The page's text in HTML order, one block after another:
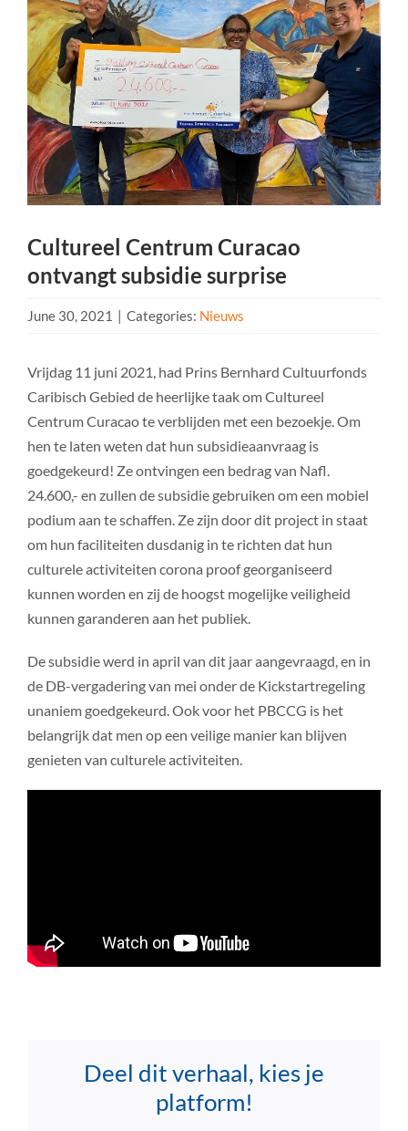
Cultureel Centrum Curacao
ontvangt subsidie surprise
June 30, 2021 | Categories: Nieuws
Vrijdag 11 juni 2021, had Prins Bernhard Cultuurfonds
Caribisch Gebied de heerlijke taak om Cultureel
Centrum Curacao te verblijden met een bezoekje. Om
hen te laten weten dat hun subsidieaanvraag is
goedgekeurd! Ze ontvingen een bedrag van Nafl.
24.600,- en zullen de subsidie gebruiken om een mobiel
podium aan te schaffen. Ze zijn door dit project in staat
om hun faciliteiten dusdanig in te richten dat hun
culturele activiteiten corona proof georganiseerd
kunnen worden en zij de hoogst mogelijke veiligheid
kunnen garanderen aan het publiek.
De subsidie werd in april van dit jaar aangevraagd, en in
de DB-vergadering van mei onder de Kickstartregeling
unaniem goedgekeurd. Ook voor het PBCCG is het
belangrijk dat men op een veilige manier kan blijven
genieten van culturele activiteiten.
Deel dit verhaal, kies je
platform!